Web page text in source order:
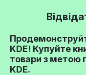
KDE! Купуйте
товари з метою
KDE.